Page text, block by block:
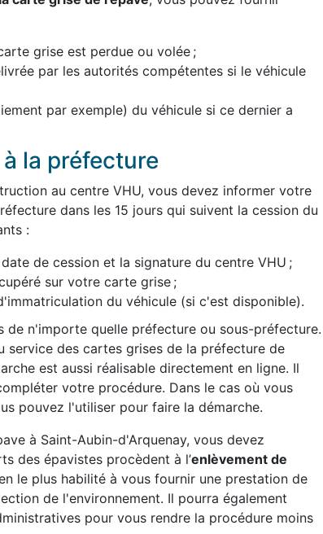
grise est perdue ou volée ;
par les autorités compétentes si le véhicule
par exemple) du véhicule si ce dernier a
la préfecture
au centre VHU, vous devez informer votre
dans les 15 jours qui suivent la cession du
:
de cession et la signature du centre VHU ;
sur votre carte grise ;
du véhicule (si c'est disponible).
de n'importe quelle préfecture ou sous-préfecture.
service des cartes grises de la préfecture de
est aussi réalisable directement en ligne. Il
votre procédure. Dans le cas où vous
pouvez l'utiliser pour faire la démarche.
à Saint-Aubin-d'Arquenay, vous devez
des épavistes procèdent à l’enlèvement de
le plus habilité à vous fournir une prestation de
de l'environnement. Il pourra également
pour vous rendre la procédure moins